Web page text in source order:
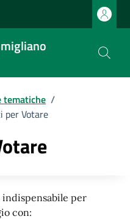
tematiche /
per Votare
indispensabile per
con: